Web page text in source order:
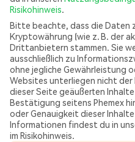
Risikohinweis.
Bitte beachte, dass die Daten
Kryptowährung (wie z. B. der
Drittanbietern stammen. Sie
ausschließlich zu
ohne jegliche Gewährleistung
Websites unterliegen nicht der
dieser Seite geäußerten
Bestätigung seitens Phemex
oder Genauigkeit dieser
Informationen findest du in
im Risikohinweis.